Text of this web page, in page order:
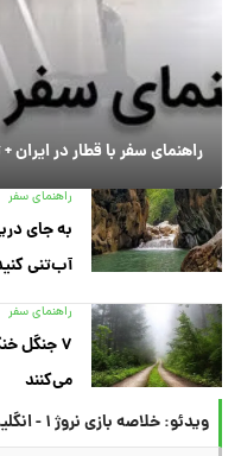
راهنمای سفر با قطار در
راهنمای سفر
به جای
آب‌تنی
راهنمای سفر
۷ جنگل
می‌کنند
ویدئو: خلاصه بازی نروژ ۱ - انگلیس ۲